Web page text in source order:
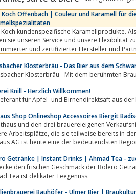
Koch Offenbach | Couleur und Karamell für
Koch kundenspezifische Karamellprodukte.
sie unseren Service und unsere Flexibilität
und zertifizierter Hersteller und
Klosterbräu - Das Bier aus dem
Klosterbräu - Mit dem berühmten
Knill - Herzlich Willkommen!
für Apfel- und Birnendirektsaft aus der
Shop Onlineshop Accessoires Biergit
und den drei brauereieigenen
bereits in der zweiten und dritten Generation innehaben.Die Badische Staatsbrauerei
AG ist heute eine der bedeutendsten
Getränke | Instant Drinks | Ahmad Tea -
den frischen Geschmack der Bolero
Tea ist delikater Teegenuss.
Bauhöfer - Ulmer Bier |